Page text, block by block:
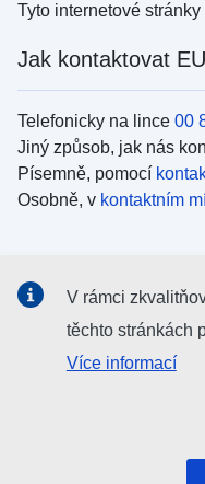
Tyto internetové
Jak kontaktovat EU
Telefonicky na lince 00
Jiný způsob, jak nás
Písemně, pomocí
Osobně, v kontaktním
Vyhledávání
V rámci
těchto stránkách
Více informací